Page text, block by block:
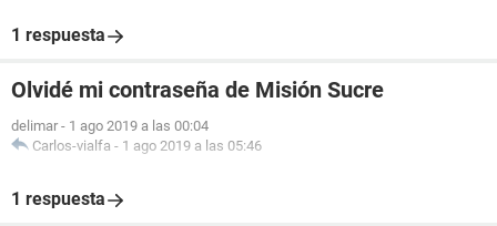
1 respuesta
Olvidé mi contraseña de Misión Sucre
delimar - 1 ago 2019 a las 00:04
Carlos-vialfa - 1 ago 2019 a las 05:46
1 respuesta